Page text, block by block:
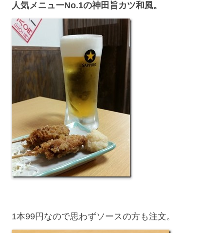
人気メニューNo.1の神田旨カツ和風。
1本99円なので思わずソースの方も注文。